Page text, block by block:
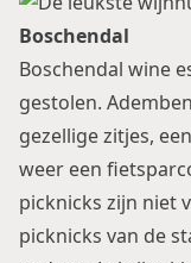
Boschendal
Boschendal wine
gestolen.
gezellige zitjes,
weer een
picknicks zijn niet
picknicks van de